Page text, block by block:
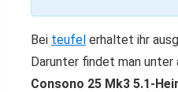
Bei teufel erhaltet ihr
Darunter findet man unter
Consono 25 Mk3 5.1-